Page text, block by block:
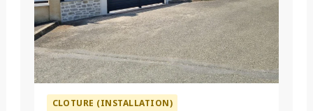
CLOTURE (INSTALLATION)